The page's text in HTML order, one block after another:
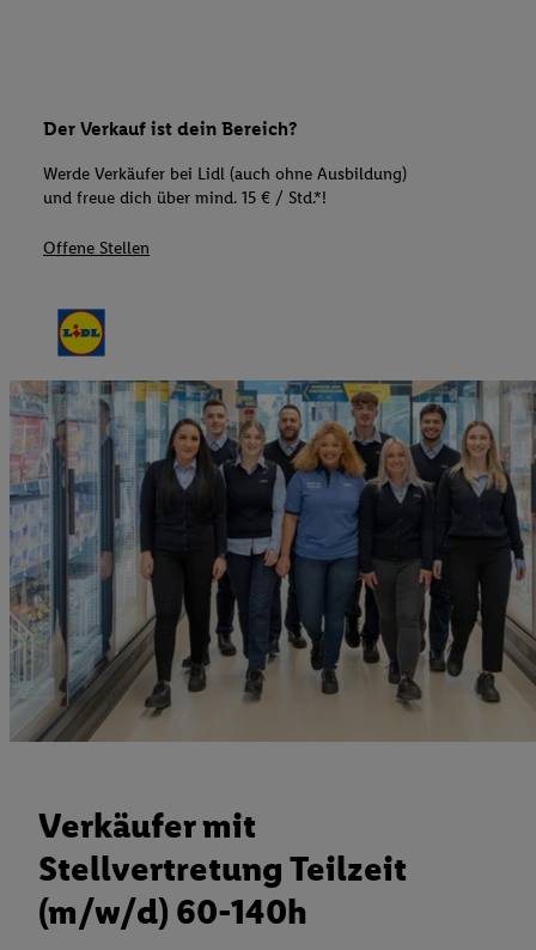
Der Verkauf ist dein Bereich?
Werde Verkäufer bei Lidl (auch ohne Ausbildung)
und freue dich über mind. 15 € / Std.*!
Offene Stellen
Verkäufer mit
Stellvertretung Teilzeit
(m/w/d) 60-140h